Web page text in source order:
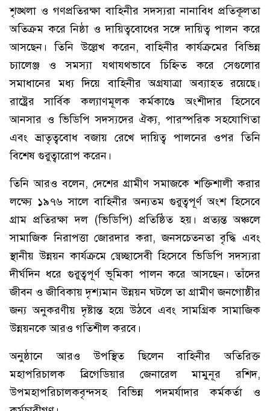
শৃঙ্খলা ও গণপ্রতিরক্ষা বাহিনীর সদস্যরা নানাবিধ প্রতিকূলতা
অতিক্রম করে নিষ্ঠা ও দায়িত্ববোধের সঙ্গে দায়িত্ব পালন করে
আসছেন। তিনি উল্লেখ করেন, বাহিনীর কার্যক্রমের বিভিন্ন
চ্যালেঞ্জ ও সমস্যা যথাযথভাবে চিহ্নিত করে সেগুলোর
সমাধানের মধ্য দিয়ে বাহিনীর অগ্রযাত্রা অব্যাহত রয়েছে।
রাষ্ট্রের সার্বিক কল্যাণমূলক কর্মকাণ্ডে অংশীদার হিসেবে
আনসার ও ভিডিপি সদস্যদের ঐক্য, পারস্পরিক সহযোগিতা
এবং ভ্রাতৃত্ববোধ বজায় রেখে দায়িত্ব পালনের ওপর তিনি
বিশেষ গুরুত্বারোপ করেন।
তিনি আরও বলেন, দেশের গ্রামীণ সমাজকে শক্তিশালী করার
লক্ষ্যে ১৯৭৬ সালে বাহিনীর অন্যতম গুরুত্বপূর্ণ অংশ হিসেবে
গ্রাম প্রতিরক্ষা দল (ভিডিপি) প্রতিষ্ঠিত হয়। প্রত্যন্ত অঞ্চলে
সামাজিক নিরাপত্তা জোরদার করা, জনসচেতনতা বৃদ্ধি এবং
স্থানীয় উন্নয়ন কার্যক্রমে স্বেচ্ছাসেবী হিসেবে ভিডিপি সদস্যরা
দীর্ঘদিন ধরে গুরুত্বপূর্ণ ভূমিকা পালন করে আসছেন। তাঁদের
জীবন ও জীবিকায় দৃশ্যমান উন্নয়ন ঘটলে তা গ্রামীণ জনগোষ্ঠীর
জন্য অনুকরণীয় দৃষ্টান্ত হয়ে উঠবে এবং সামগ্রিক সামাজিক
উন্নয়নকে আরও গতিশীল করবে।
অনুষ্ঠানে আরও উপস্থিত ছিলেন বাহিনীর অতিরিক্ত
মহাপরিচালক ব্রিগেডিয়ার জেনারেল মামুনূর রশিদ,
উপমহাপরিচালকবৃন্দসহ বিভিন্ন পদমর্যাদার কর্মকর্তা ও